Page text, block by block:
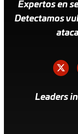
Expertos en
Detectamos
Leaders